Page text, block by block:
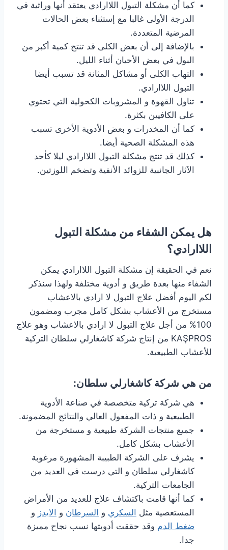
كما أن مشكلة التبول اللاارادي يعتقد أنها وراثية في
الدرجة الأولى غالبا مع إستثناء بعض الحالات
المرضية المتعددة.
بالإضافة إلى أن بعض الكلى قد تنتج كمية أكبر من
البول في بعض الأحيان أثناء الليل.
التهاب الكلى أو مشاكل المثانة قد تسبب أيضا
التبول اللاارادي.
تناول القهوة و المشروبات الكحولية التي تحتوي
على الكافيين بكثرة.
كما أن المخدرات و بعض الأدوية الأخرى تسبب
هذه المشكلة الصحية أيضا.
كذلك قد تنتج مشكلة التبول اللاارادي ليلا كأحد
الآثار الجانبية للزوائد الأنفية وتضخم اللوزتين.
هل يمكن الشفاء من مشكلة التبول
اللاارادي؟
نعم في الحقيقة إن مشكلة التبول اللاارادي يمكن
الشفاء منها بعدة طريق و أدوية مختلفة ولهذا سنذكر
لكم اليوم أفضل علاج التبول لا ارادي بالاعشاب
مستخرج من الأعشاب بشكل كامل مجرب ومضمون
100% من أجل علاج التبول لا ارادي بالاعشاب وهو علاج
KAŞPROS من إنتاج شركة كاشغارلي سلطان التركية
للأعشاب الطبيعية.
من هي شركة كاشغارلي سلطان:
هي شركة تركية متخصصة في صناعة الأدوية
الطبيعية و ذات المفعول العالي والنتائج المضمونة.
جميع منتجات الشركة طبيعية و مستخرجة من
الأعشاب بشكل كامل.
يشرف على الشركة الطبيبة المشهورة مرغوبة
كاشغارلي سلطان و التي درست في العديد من
الجامعات التركية.
كما أنها قامت باكتشاف علاج للعديد من الأمراض
المستعصية مثل السكري و السرطان و الايدز و
ضغط الدم وقد حققت أدويتها نسب نجاح مميزة
جدا.